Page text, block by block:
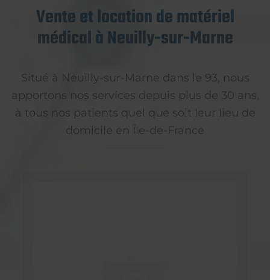
Vente et location de matériel
médical à Neuilly-sur-Marne
Situé à Neuilly-sur-Marne dans le 93, nous
apportons nos services depuis plus de 30 ans,
à tous nos patients quel que soit leur lieu de
domicile en Île-de-France